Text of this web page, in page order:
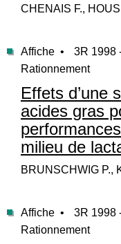
CHENAIS F.,
Affiche •
3R 1998
Rationnement
Effets d’une
acides gras
milieu de
BRUNSCHWIG P.,
Affiche •
3R 1998
Rationnement